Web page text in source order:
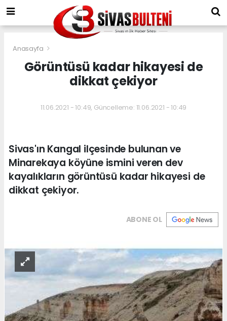
Anasayfa
Görüntüsü kadar hikayesi de
dikkat çekiyor
11.06.2021 - 10:49, Güncelleme: 11.06.2021 - 10:49
Sivas'ın Kangal ilçesinde bulunan ve
Minarekaya köyüne ismini veren dev
kayalıkların görüntüsü kadar hikayesi de
dikkat çekiyor.
ABONE OL